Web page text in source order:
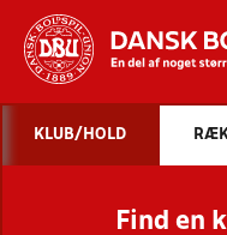
STILLINGER,
KLUB/HOLD
Find en